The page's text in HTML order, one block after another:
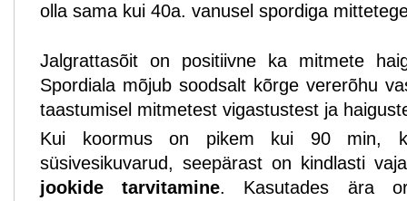
olla sama kui 40a. vanusel spordiga
Jalgrattasõit on positiivne ka mitmete
Spordiala mõjub soodsalt kõrge vererõhu
taastumisel mitmetest vigastustest ja
Kui koormus on pikem kui 90 min,
süsivesikuvarud, seepärast on kindlasti
jookide tarvitamine. Kasutades ära